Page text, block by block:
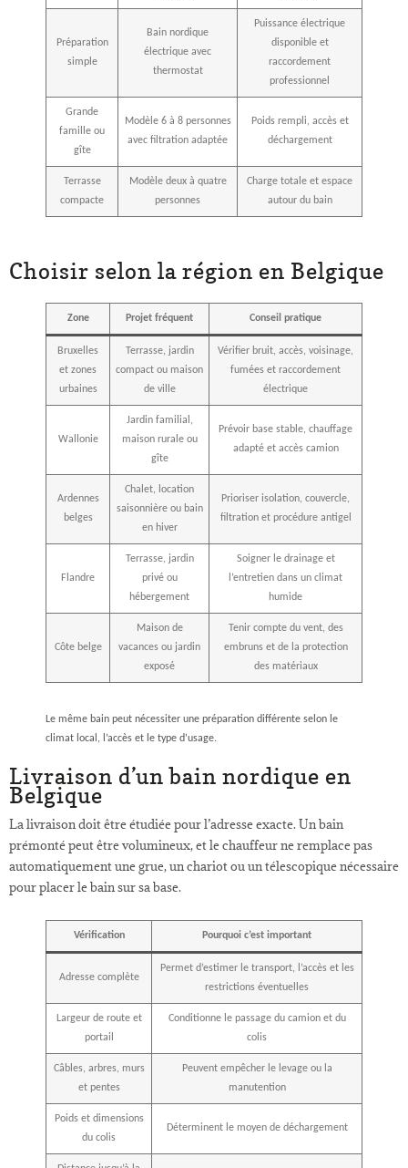
Préparation
simple
Bain nordique
électrique avec
thermostat
Puissance électrique
disponible et
raccordement
professionnel
Grande
famille ou
gîte
Modèle 6 à 8 personnes
avec filtration adaptée
Poids rempli, accès et
déchargement
Terrasse
compacte
Modèle deux à quatre
personnes
Charge totale et espace
autour du bain
Choisir selon la région en Belgique
Zone Projet fréquent Conseil pratique
Bruxelles
et zones
urbaines
Terrasse, jardin
compact ou maison
de ville
Vérifier bruit, accès, voisinage,
fumées et raccordement
électrique
Wallonie
Jardin familial,
maison rurale ou
gîte
Prévoir base stable, chauffage
adapté et accès camion
Ardennes
belges
Chalet, location
saisonnière ou bain
en hiver
Prioriser isolation, couvercle,
filtration et procédure antigel
Flandre
Terrasse, jardin
privé ou
hébergement
Soigner le drainage et
l’entretien dans un climat
humide
Côte belge
Maison de
vacances ou jardin
exposé
Tenir compte du vent, des
embruns et de la protection
des matériaux
Le même bain peut nécessiter une préparation différente selon le
climat local, l’accès et le type d’usage.
Livraison d’un bain nordique en
Belgique
La livraison doit être étudiée pour l’adresse exacte. Un bain
prémonté peut être volumineux, et le chauffeur ne remplace pas
automatiquement une grue, un chariot ou un télescopique nécessaire
pour placer le bain sur sa base.
Vérification Pourquoi c’est important
Adresse complète
Permet d’estimer le transport, l’accès et les
restrictions éventuelles
Largeur de route et
portail
Conditionne le passage du camion et du
colis
Câbles, arbres, murs
et pentes
Peuvent empêcher le levage ou la
manutention
Poids et dimensions
du colis
Déterminent le moyen de déchargement